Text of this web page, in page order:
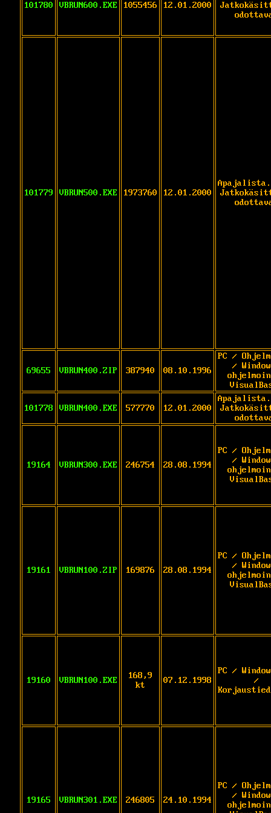
101780 VBRUN600.EXE 1055456 12.01.2000
101779 VBRUN500.EXE 1973760 12.01.2000
69655 VBRUN400.ZIP 387940 08.10.1996
PC /
/
101778 VBRUN400.EXE 577770 12.01.2000
19164 VBRUN300.EXE 246754 28.08.1994
PC /
/
19161 VBRUN100.ZIP 169876 28.08.1994
PC /
/
19160 VBRUN100.EXE
168,9
kt
07.12.1998
PC /
/
19165 VBRUN301.EXE 246805 24.10.1994
PC /
/